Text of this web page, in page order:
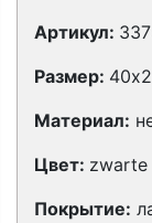
Артикул:
Размер:
Материал:
Цвет:
Покрытие: